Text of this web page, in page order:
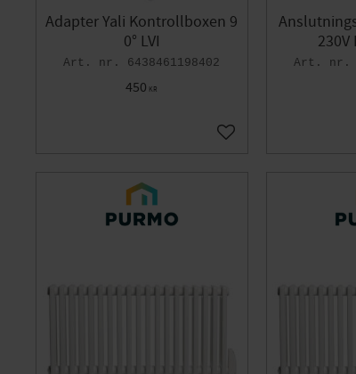
Adapter Yali Kontrollboxen 9
0° LVI
6438461198402
450 KR
Lägg till i favoriter
230V